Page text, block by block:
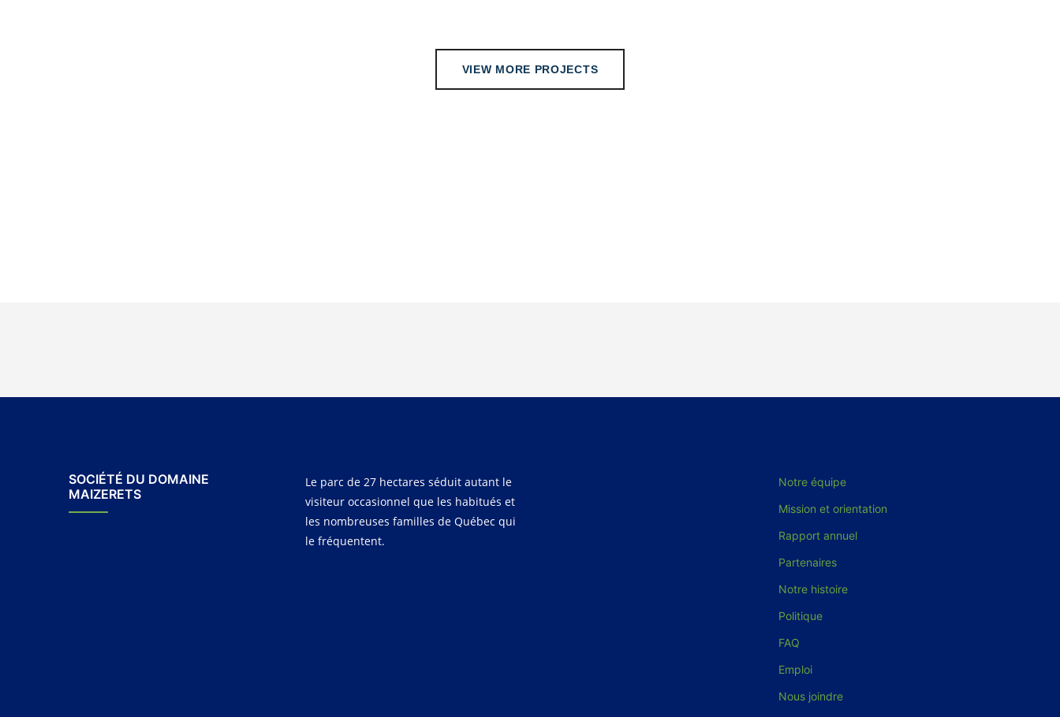
VIEW MORE PROJECTS
SOCIÉTÉ DU DOMAINE
MAIZERETS
Le parc de 27 hectares séduit autant le
visiteur occasionnel que les habitués et
les nombreuses familles de Québec qui
le fréquentent.
Notre équipe
Mission et orientation
Rapport annuel
Partenaires
Notre histoire
Politique
FAQ
Emploi
Nous joindre